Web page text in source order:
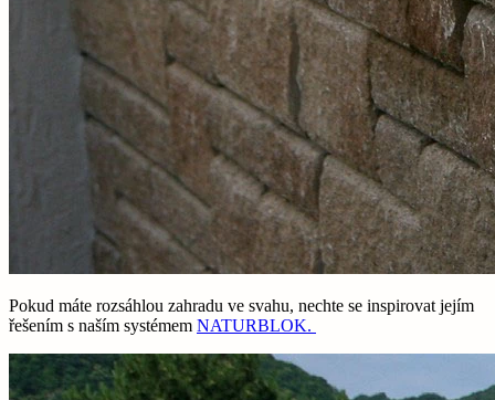
Pokud máte rozsáhlou zahradu ve svahu, nechte se inspirovat jejím
řešením s naším systémem NATURBLOK.